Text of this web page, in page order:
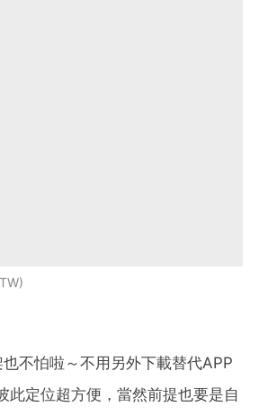
不怕啦～不用另外下載替代APP
此定位超方便，當然前提也要是自